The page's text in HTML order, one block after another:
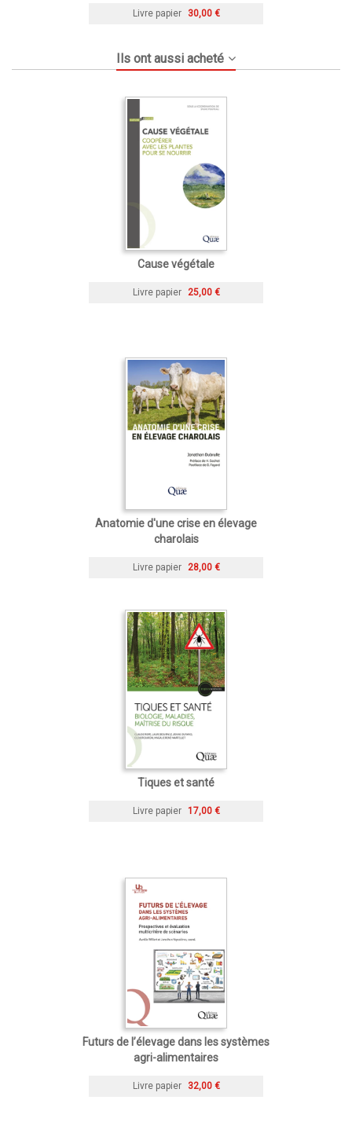
Livre papier 30,00 €
Ils ont aussi acheté
Cause végétale
Livre papier 25,00 €
Anatomie d'une crise en élevage
charolais
Livre papier 28,00 €
Tiques et santé
Livre papier 17,00 €
Futurs de l’élevage dans les systèmes
agri-alimentaires
Livre papier 32,00 €